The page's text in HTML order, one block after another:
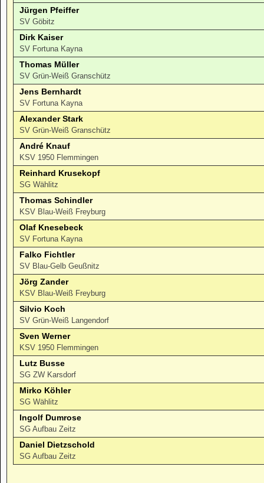
Jürgen Pfeiffer
SV Göbitz
Dirk Kaiser
SV Fortuna Kayna
Thomas Müller
SV Grün-Weiß Granschütz
Jens Bernhardt
SV Fortuna Kayna
Alexander Stark
SV Grün-Weiß Granschütz
André Knauf
KSV 1950 Flemmingen
Reinhard Krusekopf
SG Wählitz
Thomas Schindler
KSV Blau-Weiß Freyburg
Olaf Knesebeck
SV Fortuna Kayna
Falko Fichtler
SV Blau-Gelb Geußnitz
Jörg Zander
KSV Blau-Weiß Freyburg
Silvio Koch
SV Grün-Weiß Langendorf
Sven Werner
KSV 1950 Flemmingen
Lutz Busse
SG ZW Karsdorf
Mirko Köhler
SG Wählitz
Ingolf Dumrose
SG Aufbau Zeitz
Daniel Dietzschold
SG Aufbau Zeitz